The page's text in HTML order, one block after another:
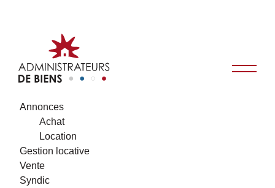
Annonces
Achat
Location
Gestion locative
Vente
Syndic